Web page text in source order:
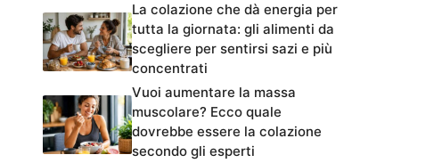
La colazione che dà energia per
tutta la giornata: gli alimenti da
scegliere per sentirsi sazi e più
concentrati
Vuoi aumentare la massa
muscolare? Ecco quale
dovrebbe essere la colazione
secondo gli esperti